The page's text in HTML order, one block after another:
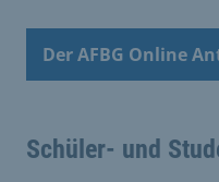
Der AFBG Online
Schüler- und